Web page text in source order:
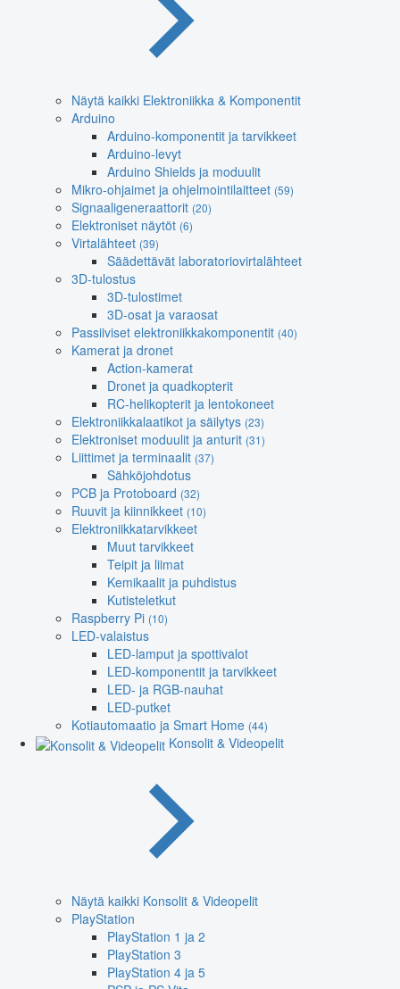
Näytä kaikki Elektroniikka & Komponentit
Arduino
Arduino-komponentit ja tarvikkeet
Arduino-levyt
Arduino Shields ja moduulit
Mikro-ohjaimet ja ohjelmointilaitteet (59)
Signaaligeneraattorit (20)
Elektroniset näytöt (6)
Virtalähteet (39)
Säädettävät laboratoriovirtalähteet
3D-tulostus
3D-tulostimet
3D-osat ja varaosat
Passiiviset elektroniikkakomponentit (40)
Kamerat ja dronet
Action-kamerat
Dronet ja quadkopterit
RC-helikopterit ja lentokoneet
Elektroniikkalaatikot ja säilytys (23)
Elektroniset moduulit ja anturit (31)
Liittimet ja terminaalit (37)
Sähköjohdotus
PCB ja Protoboard (32)
Ruuvit ja kiinnikkeet (10)
Elektroniikkatarvikkeet
Muut tarvikkeet
Teipit ja liimat
Kemikaalit ja puhdistus
Kutisteletkut
Raspberry Pi (10)
LED-valaistus
LED-lamput ja spottivalot
LED-komponentit ja tarvikkeet
LED- ja RGB-nauhat
LED-putket
Kotiautomaatio ja Smart Home (44)
Konsolit & Videopelit
Näytä kaikki Konsolit & Videopelit
PlayStation
PlayStation 1 ja 2
PlayStation 3
PlayStation 4 ja 5